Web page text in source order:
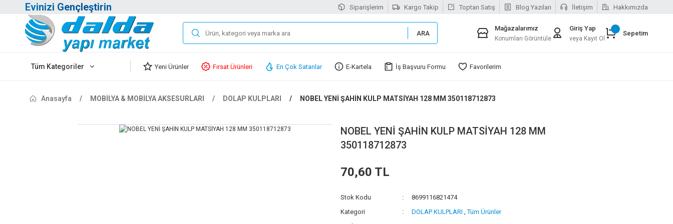
Evinizi Gençleştirin Siparişlerim Kargo Takip Toptan Satış Blog Yazıları İletişim Hakkımızda
ARA
Mağazalarımız
Konumları Görüntüle
Giriş Yap
veya Kayıt Ol
Sepetim
Tüm Kategoriler Yeni Ürünler Fırsat Ürünleri En Çok Satanlar E-Kartela İş Başvuru Formu Favorilerim
Anasayfa MOBİLYA & MOBİLYA AKSESURLARI DOLAP KULPLARI NOBEL YENİ ŞAHİN KULP MATSİYAH 128 MM 350118712873
NOBEL YENİ ŞAHİN KULP MATSİYAH 128 MM
350118712873
70,60 TL
Stok Kodu
8699116821474
Kategori
DOLAP KULPLARI ,Tüm Ürünler